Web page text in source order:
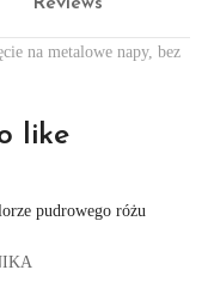
na metalowe napy, bez
like